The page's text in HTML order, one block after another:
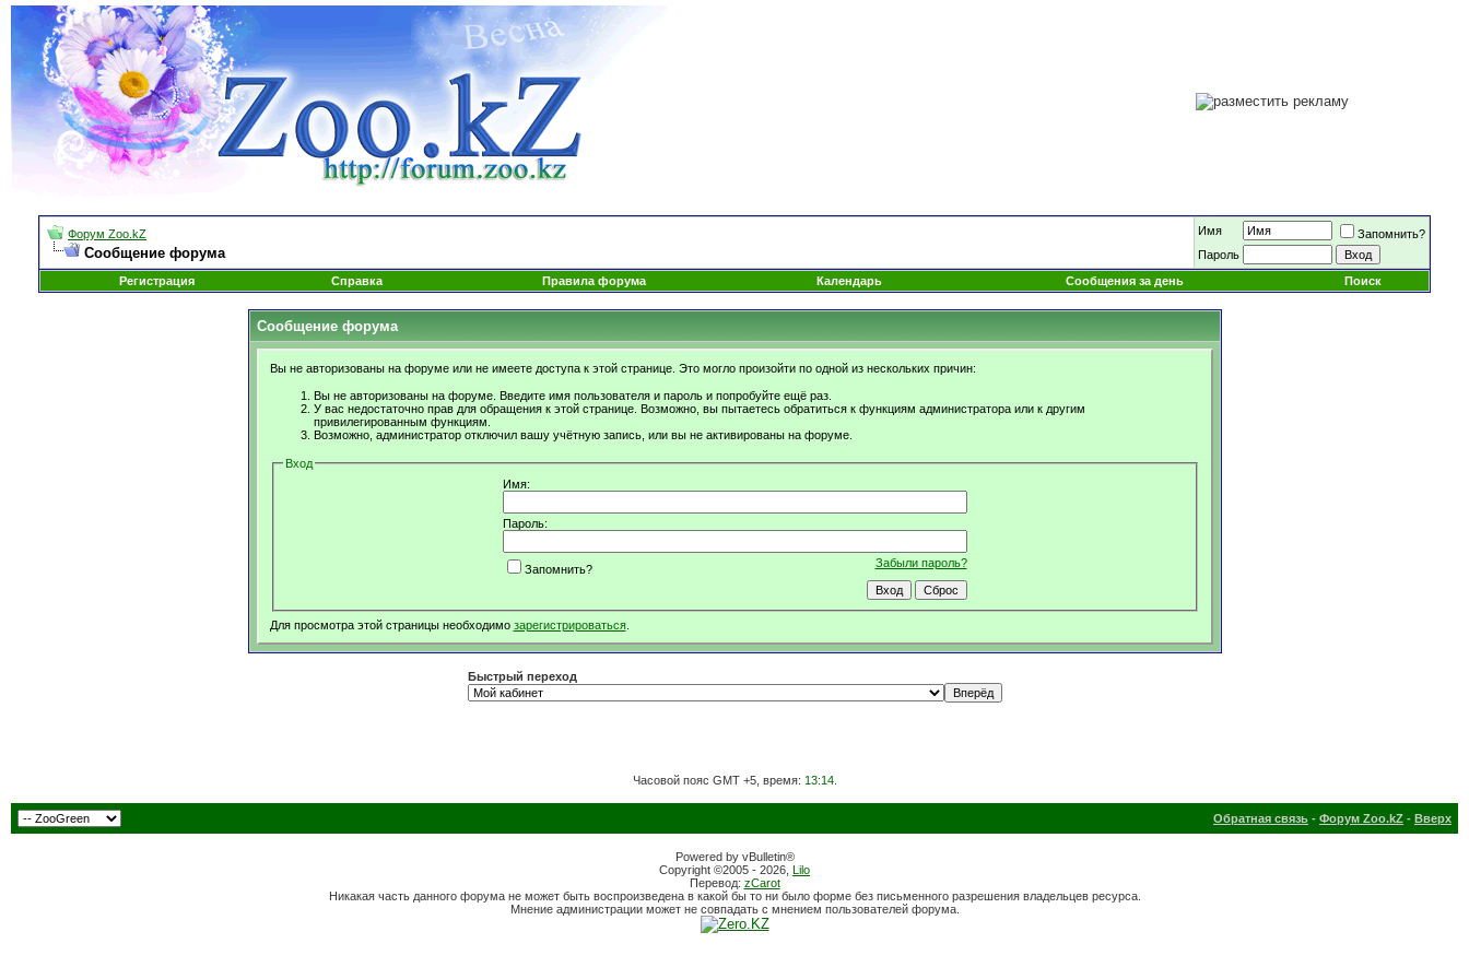
Форум Zoo.kZ
Сообщение форума
Имя
Запомнить?
Пароль
Регистрация
Справка Правила форума Календарь Сообщения за день Поиск
Сообщение форума
Вы не авторизованы на форуме или не имеете доступа к этой странице. Это могло произойти по одной из нескольких причин:
Вы не авторизованы на форуме. Введите имя пользователя и пароль и попробуйте ещё раз.
У вас недостаточно прав для обращения к этой странице. Возможно, вы пытаетесь обратиться к функциям администратора или к другим
привилегированным функциям.
Возможно, администратор отключил вашу учётную запись, или вы не активированы на форуме.
Вход
Имя:
Пароль:
Забыли пароль?
Запомнить?
Для просмотра этой страницы необходимо зарегистрироваться.
Быстрый переход
Часовой пояс GMT +5, время: 13:14.
Обратная связь - Форум Zoo.kZ - Вверх
Powered by vBulletin®
Copyright ©2005 - 2026, Lilo
Перевод: zCarot
Никакая часть данного форума не может быть воспроизведена в какой бы то ни было форме без письменного разрешения владельцев ресурса.
Мнение администрации может не совпадать с мнением пользователей форума.